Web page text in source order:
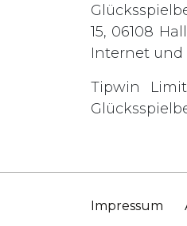
15, 06108
Internet und
Tipwin
Impressum